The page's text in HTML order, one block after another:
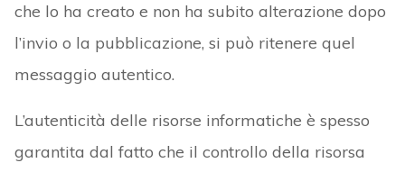
che lo ha creato e non ha subito alterazione dopo
l’invio o la pubblicazione, si può ritenere quel
messaggio autentico.
L’autenticità delle risorse informatiche è spesso
garantita dal fatto che il controllo della risorsa